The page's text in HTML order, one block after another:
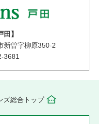
田】
新曽字柳原350-2
3681
ズ総合トップ